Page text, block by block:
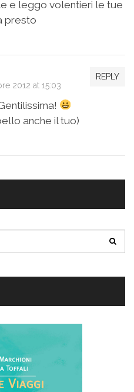
e leggo volentieri le tue
presto
REPLY
2012 at 15:03
anche il tuo)